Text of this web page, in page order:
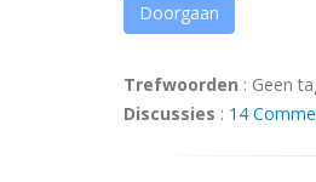
Doorgaan
Trefwoorden : Geen
Discussies : 14